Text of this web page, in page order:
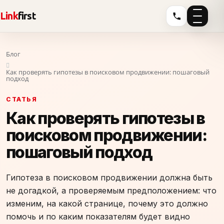
Linkfirst
Блог
Как проверять гипотезы в поисковом продвижении: пошаговый
подход
СТАТЬЯ
Как проверять гипотезы в
поисковом продвижении:
пошаговый подход
Гипотеза в поисковом продвижении должна быть
не догадкой, а проверяемым предположением: что
изменим, на какой странице, почему это должно
помочь и по каким показателям будет видно